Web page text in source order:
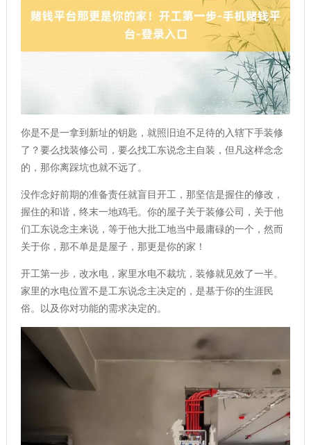
你是不是一拿到新址的钥匙，就照旧迫不足待的入辖下手装修
了？要么找装修公司，要么找工东说念主自装，但凡这样念念
的，那你离踩坑也就不远了。
没作念好前期的准备责任就盲目开工，那坚信是握住的修改，
握住的和谐，终末一地鸡毛。你的屋子关于装修公司，关于他
们工东说念主来说，等于他大批工地当中最庸碌的一个，然而
关于你，那不单是是屋子，那更是你的家！
开工第一步，改水电，家里水电不裁坑，装修就见效了一半。
家里的水电位置不是工东说念主决定的，是基于你的生涯民
俗。以及你对功能的需求决定的。